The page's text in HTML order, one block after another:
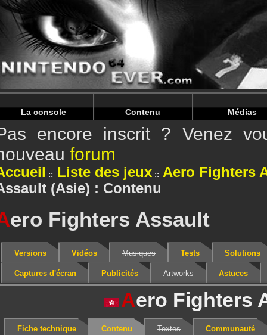
Warning: Undefined array key "HTTP_REFERER" in /
Warning: Undefined array key "HTTP_REFERER" in /
La console Contenu Médias
encore inscrit ? Venez
forum
Liste des jeux
Aero Fighters
(Asie) : Contenu
ero Fighters Assault
Versions Vidéos Musiques Tests Solutions
Captures d'écran Publicités Artworks Astuces
Aero Fighters
Fiche technique Contenu Textes Communauté